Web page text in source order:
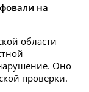
на
области
Оно
проверки.